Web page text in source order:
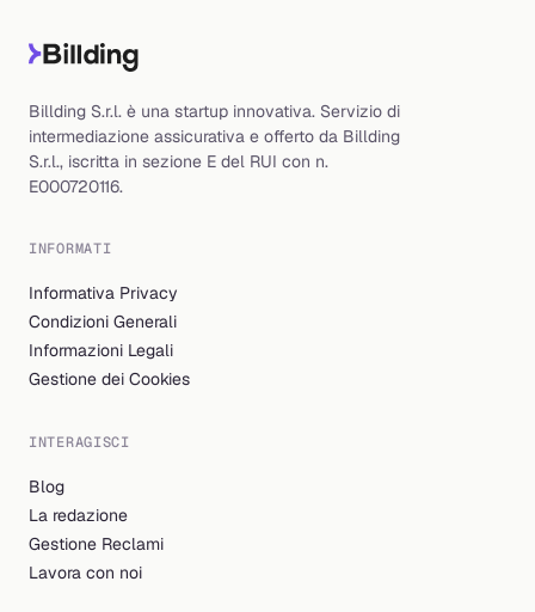
Billding S.r.l. è una startup innovativa. Servizio di
intermediazione assicurativa e offerto da Billding
S.r.l., iscritta in sezione E del RUI con n.
E000720116.
INFORMATI
Informativa Privacy
Condizioni Generali
Informazioni Legali
Gestione dei Cookies
INTERAGISCI
Blog
La redazione
Gestione Reclami
Lavora con noi